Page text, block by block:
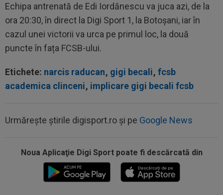
Echipa antrenată de Edi Iordănescu va juca azi, de la
ora 20:30, în direct la Digi Sport 1, la Botoșani, iar în
cazul unei victorii va urca pe primul loc, la două
puncte în fața FCSB-ului.
Etichete: narcis raducan, gigi becali, fcsb
academica clinceni, implicare gigi becali fcsb
Urmărește știrile digisport.ro și pe Google News
Noua Aplicaţie Digi Sport poate fi descărcată din
Dani Coman s-a dus în vestiar, după victoria cu
Universitatea Craiova...